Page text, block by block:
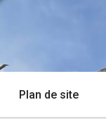
Plan de site